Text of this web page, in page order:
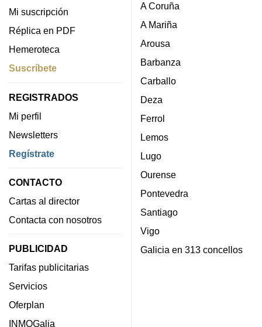
Mi suscripción
Réplica en PDF
Hemeroteca
Suscríbete
REGISTRADOS
Mi perfil
Newsletters
Regístrate
CONTACTO
Cartas al director
Contacta con nosotros
PUBLICIDAD
Tarifas publicitarias
Servicios
Oferplan
INMOGalia
A Coruña
A Mariña
Arousa
Barbanza
Carballo
Deza
Ferrol
Lemos
Lugo
Ourense
Pontevedra
Santiago
Vigo
Galicia en 313 concellos